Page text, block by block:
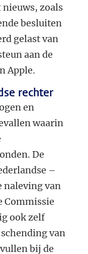
zoals
besluiten
gelast van
aan de
Apple.
rechter
en
waarin
De
–
naleving van
Commissie
ook zelf
van
bij de